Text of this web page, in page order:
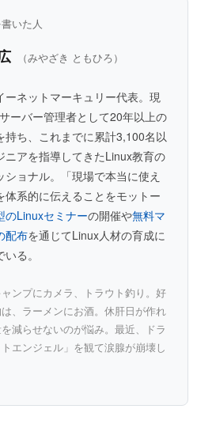
いた人
（みやざき ともひろ）
ーネットマーキュリー代表。現
ーバー管理者として20年以上の
持ち、これまでに累計3,100名以
ニアを指導してきたLinux教育の
ショナル。「現場で本当に使え
体系的に伝えることをモットー
のLinuxセミナーの開催や無料マ
配布を通じてLinux人材の育成に
る。
ンプにカメラ、トラウト釣り。好
、ラーメンにお酒。休肝日が作れ
減らせないのが悩み。最近、ドラ
エンジェル」を観て涙腺が崩壊し